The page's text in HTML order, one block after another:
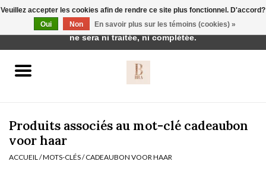
vêtements de nuit
Produits associés au mot-clé cadeaubon
voor haar
ACCUEIL /MOTS-CLÉS/CADEAUBON VOOR HAAR
Veuillez accepter les cookies afin de rendre ce site plus fonctionnel. D'accord?
Oui
Non En savoir plus sur les témoins (cookies) »
Cette boutique est en construction. Toute commande passée
ne sera ni traitée, ni complétée.